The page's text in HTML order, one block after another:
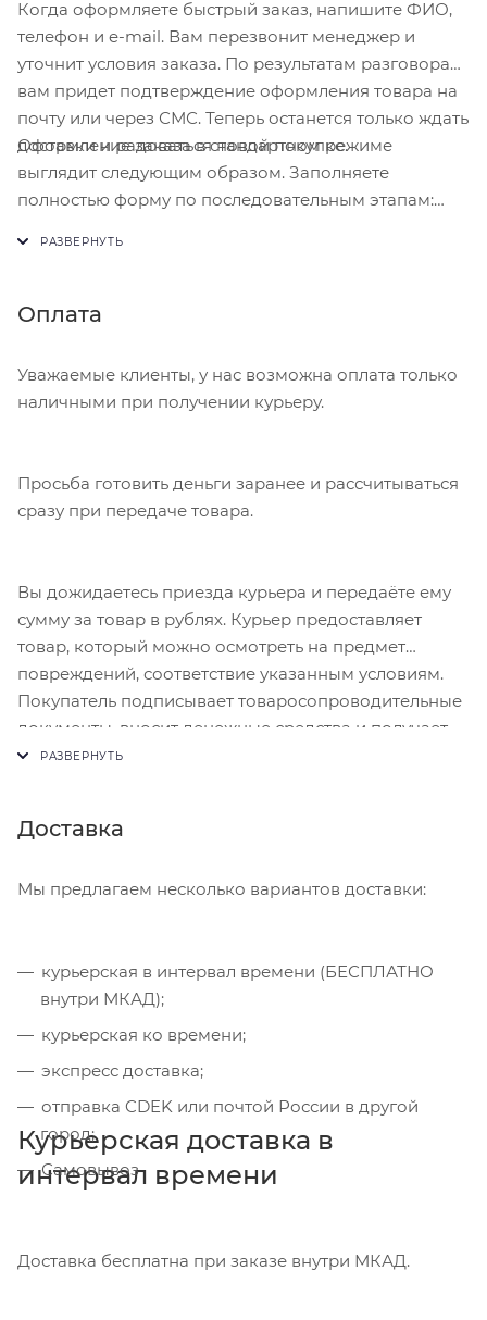
Когда оформляете быстрый заказ, напишите ФИО,
телефон и e-mail. Вам перезвонит менеджер и
уточнит условия заказа. По результатам разговора
вам придет подтверждение оформления товара на
почту или через СМС. Теперь останется только ждать
доставки и радоваться новой покупке.
Оформление заказа в стандартном режиме
выглядит следующим образом. Заполняете
полностью форму по последовательным этапам:
Нажмите кнопку «Оформить заказ».
Оплата
Уважаемые клиенты, у нас возможна оплата только
наличными при получении курьеру.
Просьба готовить деньги заранее и рассчитываться
сразу при передаче товара.
Вы дожидаетесь приезда курьера и передаёте ему
сумму за товар в рублях. Курьер предоставляет
товар, который можно осмотреть на предмет
повреждений, соответствие указанным условиям.
Покупатель подписывает товаросопроводительные
документы, вносит денежные средства и получает
чек.
Доставка
Мы предлагаем несколько вариантов доставки:
курьерская в интервал времени (БЕСПЛАТНО
внутри МКАД);
курьерская ко времени;
экспресс доставка;
отправка CDEK или почтой России в другой
город;
Самовывоз
Курьерская доставка в
интервал времени
Доставка бесплатна при заказе внутри МКАД.